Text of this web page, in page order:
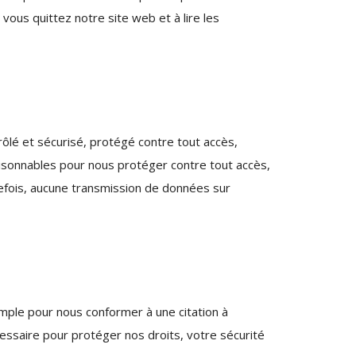
quittez notre site web et à lire les
et sécurisé, protégé contre tout accès,
pour nous protéger contre tout accès,
aucune transmission de données sur
pour nous conformer à une citation à
pour protéger nos droits, votre sécurité